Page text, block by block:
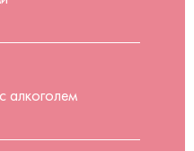
алкоголем